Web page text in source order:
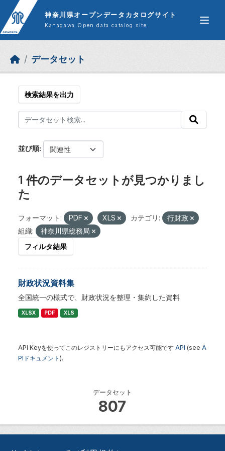
Skip to main content
神奈川県オープンデータカタログサイト
Kanagawa Open data catalog site
データセット
データセット
807
検索結果を出力
並び順
1 件のデータセットが見つかりまし
た
フォーマット: PDF XLS カテゴリ:
行財政
組織:
神奈川県総務局
フィルタ結果
財政状況資料集
全国統一の様式で、財政状況を整理・集約した資料
XLSX PDF XLS
API Keyを使ってこのレジストリーにもアクセス可能です API (see A
PIドキュメント ).